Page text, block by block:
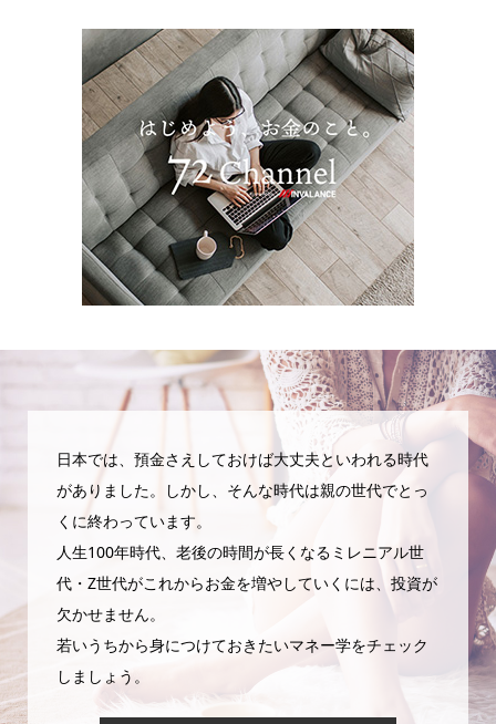
日本では、預金さえしておけば大丈夫といわれる時代
がありました。しかし、そんな時代は親の世代でとっ
くに終わっています。
人生100年時代、老後の時間が長くなるミレニアル世
代・Z世代がこれからお金を増やしていくには、投資が
欠かせません。
若いうちから身につけておきたいマネー学をチェック
しましょう。